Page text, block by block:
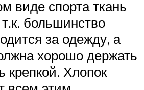
виде спорта ткань
большинство
за одежду, а
хорошо держать
Хлопок